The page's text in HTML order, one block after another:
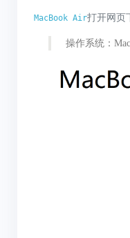
MacBook Air打开网页
操作系统：